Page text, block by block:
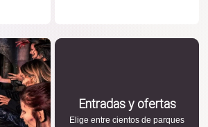
Entradas y ofertas
Elige entre cientos de parques